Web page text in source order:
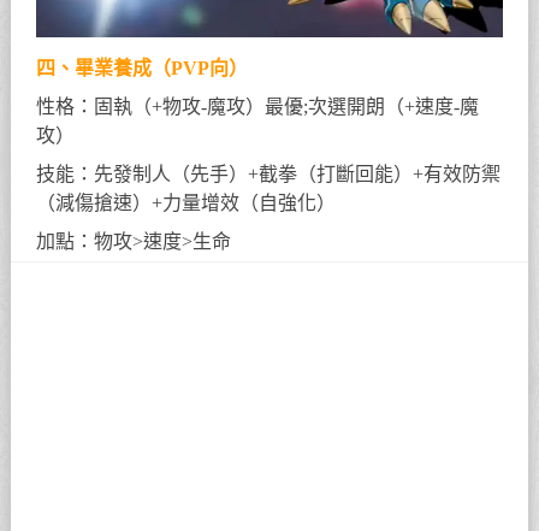
四、畢業養成（PVP向）
性格：固執（+物攻-魔攻）最優;次選開朗（+速度-魔
攻）
技能：先發制人（先手）+截拳（打斷回能）+有效防禦
（減傷搶速）+力量增效（自強化）
加點：物攻>速度>生命